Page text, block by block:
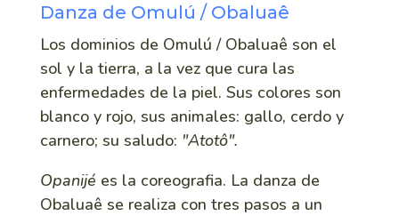
Danza de Omulú / Obaluaê
Los dominios de Omulú / Obaluaê son el
sol y la tierra, a la vez que cura las
enfermedades de la piel. Sus colores son
blanco y rojo, sus animales: gallo, cerdo y
carnero; su saludo: "Atotô".
Opanijé es la coreografia. La danza de
Obaluaê se realiza con tres pasos a un